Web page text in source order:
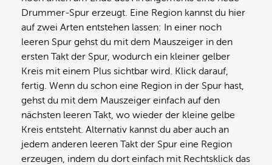
Drummer-Spur erzeugt. Eine Region kannst du hier
auf zwei Arten entstehen lassen: In einer noch
leeren Spur gehst du mit dem Mauszeiger in den
ersten Takt der Spur, wodurch ein kleiner gelber
Kreis mit einem Plus sichtbar wird. Klick darauf,
fertig. Wenn du schon eine Region in der Spur hast,
gehst du mit dem Mauszeiger einfach auf den
nächsten leeren Takt, wo wieder der kleine gelbe
Kreis entsteht. Alternativ kannst du aber auch an
jedem anderen leeren Takt der Spur eine Region
erzeugen, indem du dort einfach mit Rechtsklick das